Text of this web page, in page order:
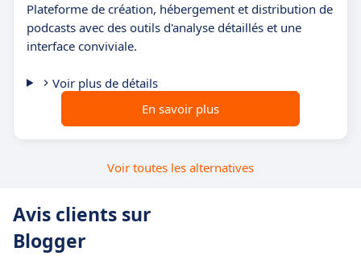
Plateforme de création, hébergement et distribution de
podcasts avec des outils d'analyse détaillés et une
interface conviviale.
Voir plus de détails
En savoir plus
Voir toutes les alternatives
Avis clients sur
Blogger